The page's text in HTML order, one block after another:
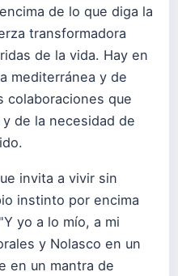
de lo que diga la
transformadora
de la vida. Hay en
mediterránea y de
colaboraciones que
de la necesidad de
invita a vivir sin
instinto por encima
yo a lo mío, a mi
y Nolasco en un
en un mantra de